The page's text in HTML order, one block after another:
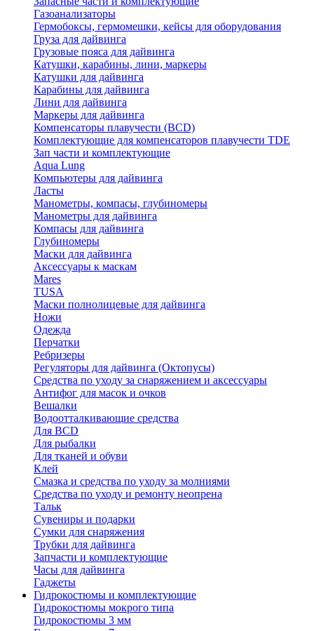
Газоанализаторы
Гермобоксы, гермомешки, кейсы для оборудования
Груза для дайвинга
Грузовые пояса для дайвинга
Катушки, карабины, лини, маркеры
Катушки для дайвинга
Карабины для дайвинга
Лини для дайвинга
Маркеры для дайвинга
Компенсаторы плавучести (BCD)
Комплектующие для компенсаторов плавучести TDE
Зап части и комплектующие
Aqua Lung
Компьютеры для дайвинга
Ласты
Манометры, компасы, глубиномеры
Манометры для дайвинга
Компасы для дайвинга
Глубиномеры
Маски для дайвинга
Аксессуары к маскам
Mares
TUSA
Маски полнолицевые для дайвинга
Ножи
Одежда
Перчатки
Ребризеры
Регуляторы для дайвинга (Октопусы)
Средства по уходу за снаряжением и аксессуары
Антифог для масок и очков
Вешалки
Водоотталкивающие средства
Для BCD
Для рыбалки
Для тканей и обуви
Клей
Смазка и средства по уходу за молниями
Средства по уходу и ремонту неопрена
Тальк
Сувениры и подарки
Сумки для снаряжения
Трубки для дайвинга
Запчасти и комплектующие
Часы для дайвинга
Гаджеты
Гидрокостюмы и комплектующие
Гидрокостюмы мокрого типа
Гидрокостюмы 3 мм